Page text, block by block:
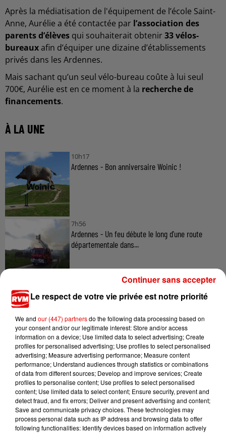
Après la médiatisation de l'équipement de l’école Saint-
Anne, Aurélie a été contactée par l’association des
parents d’élèves qui souhaiterait obtenir33 vélos-
bureauxafin d’équiper une dizaine d’établissements
privés dans les Ardennes.
Mais sachant qu’un seul vélo-bureau coûte à lui seul
700€, Aurélie est en ce moment à la recherche de
financements.
À LA UNE
10h17
Ardennes - Bon anniversaire Woinic !
7h56
Ardennes - Un feu débute le long d'une route
départementale dans...
Ardennes - Les rassemblements festifs à
6 août 2026
Ardennes - Plusieurs rendez-vous prévus dans les
Ardennes pour...
Le respect de votre vie privée est notre priorité
We and our (447) partnersdo the following data processing based on
your consent and/or our legitimate interest: Store and/or access
information on a device; Use limited data to select advertising; Create
profiles for personalised advertising; Use profiles to select personalised
advertising; Measure advertising performance; Measure content
performance; Understand audiences through statistics or combinations
of data from different sources; Develop and improve services; Create
profiles to personalise content; Use profiles to select personalised
content; Use limited data to select content; Ensure security, prevent and
detect fraud, and fix errors; Deliver and present advertising and content;
Save and communicate privacy choices. These technologies may
process personal data such as IP address and browsing data to offer
following functionalities: Identify devices based on information actively
Continuer sans accepter